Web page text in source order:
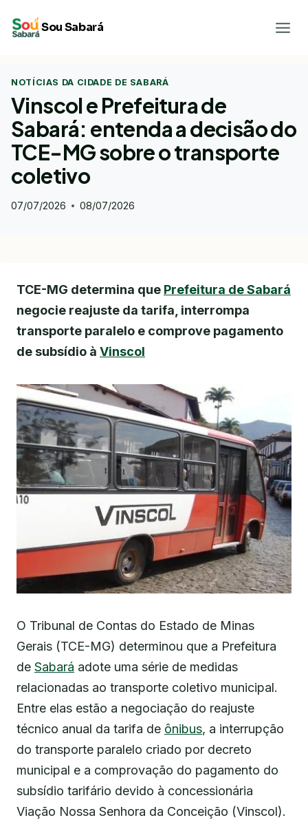
para
Sou Sabará
NOTÍCIAS DA CIDADE DE SABARÁ
Vinscol e Prefeitura de
Sabará: entenda a decisão do
TCE-MG sobre o transporte
coletivo
07/07/2026 08/07/2026
TCE-MG determina que Prefeitura de Sabará
negocie reajuste da tarifa, interrompa
transporte paralelo e comprove pagamento
de subsídio à Vinscol
O Tribunal de Contas do Estado de Minas
Gerais (TCE-MG) determinou que a Prefeitura
de Sabará adote uma série de medidas
relacionadas ao transporte coletivo municipal.
Entre elas estão a negociação do reajuste
técnico anual da tarifa de ônibus, a interrupção
do transporte paralelo criado por decreto
municipal e a comprovação do pagamento do
subsídio tarifário devido à concessionária
Viação Nossa Senhora da Conceição (Vinscol).